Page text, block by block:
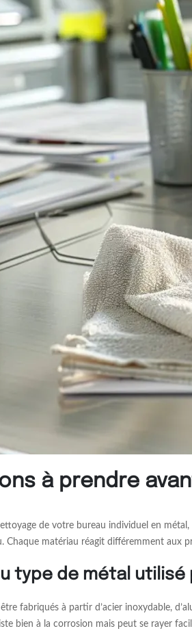
à prendre
de votre bureau individuel en
Chaque matériau réagit différemment aux
type de métal utilisé
fabriqués à partir d’acier inoxydable,
bien à la corrosion mais peut se rayer